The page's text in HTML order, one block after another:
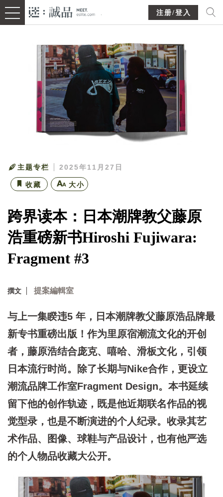
注册/登入
主题专栏 2025年11月27日
收藏 大小
跨界读本：日本潮牌教父藤原
浩重磅新书Hiroshi Fujiwara:
Fragment #3
撰文 提案編輯室
与上一集睽违5 年，日本潮牌教父藤原浩品牌最
新专书重磅出版！作为里原宿潮流文化的开创
者，藤原浩结合庞克、嘻哈、滑板文化，引领
日本流行时尚。除了长期与Nike合作，更设立
潮流品牌工作室Fragment Design。本书延续
留下他的创作轨迹，既是他近期联名作品的视
觉型录，也是不断演进的个人纪录。收录其艺
术作品、图像、球鞋与产品设计，也有他严选
的个人物品收藏大公开。